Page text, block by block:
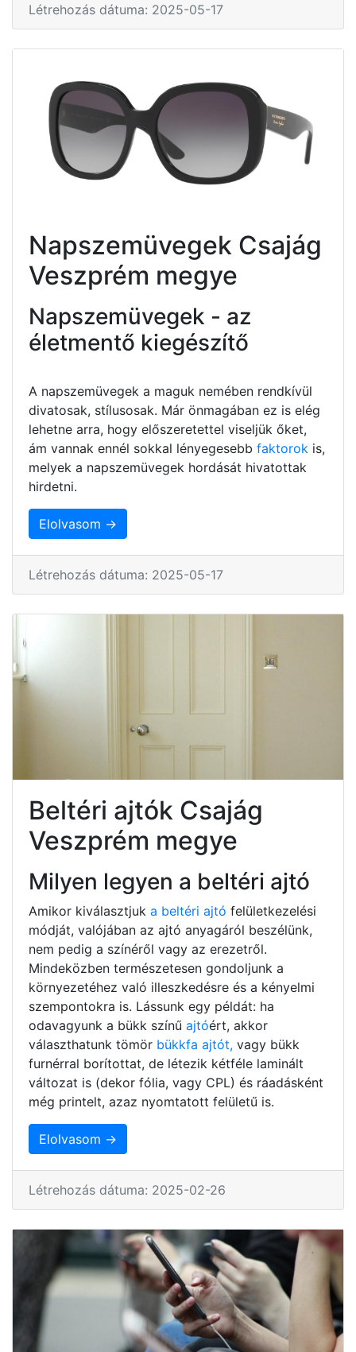
Létrehozás dátuma: 2025-05-17
Napszemüvegek Csajág
Veszprém megye
Napszemüvegek - az
életmentő kiegészítő
A napszemüvegek a maguk nemében rendkívül
divatosak, stílusosak. Már önmagában ez is elég
lehetne arra, hogy előszeretettel viseljük őket,
ám vannak ennél sokkal lényegesebb faktorok is,
melyek a napszemüvegek hordását hivatottak
hirdetni.
Elolvasom →
Létrehozás dátuma: 2025-05-17
Beltéri ajtók Csajág
Veszprém megye
Milyen legyen a beltéri ajtó
Amikor kiválasztjuk a beltéri ajtó felületkezelési
módját, valójában az ajtó anyagáról beszélünk,
nem pedig a színéről vagy az erezetről.
Mindeközben természetesen gondoljunk a
környezetéhez való illeszkedésre és a kényelmi
szempontokra is. Lássunk egy példát: ha
odavagyunk a bükk színű ajtóért, akkor
választhatunk tömör bükkfa ajtót, vagy bükk
furnérral borítottat, de létezik kétféle laminált
változat is (dekor fólia, vagy CPL) és ráadásként
még printelt, azaz nyomtatott felületű is.
Elolvasom →
Létrehozás dátuma: 2025-02-26